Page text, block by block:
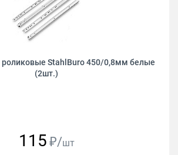
StahlBuro 450/0,8мм белые
(2шт.)
115 ₽/шт